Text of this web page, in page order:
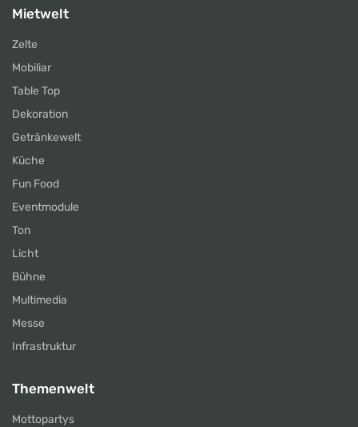
Mietwelt
Zelte
Mobiliar
Table Top
Dekoration
Getränkewelt
Küche
Fun Food
Eventmodule
Ton
Licht
Bühne
Multimedia
Messe
Infrastruktur
Themenwelt
Mottopartys